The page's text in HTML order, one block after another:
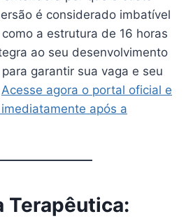
é considerado imbatível
a estrutura de 16 horas
ao seu desenvolvimento
garantir sua vaga e seu
Acesse agora o portal oficial e
após a
Terapêutica: